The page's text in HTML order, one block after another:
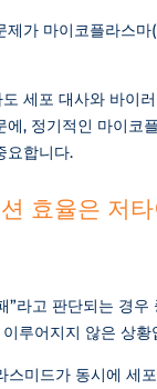
제가 마이코플라스
세포 대사와 바이
에, 정기적인 마이코
요합니다.
효율은 저
”라고 판단되는 경우
루어지지 않은 상황
스미드가 동시에 세